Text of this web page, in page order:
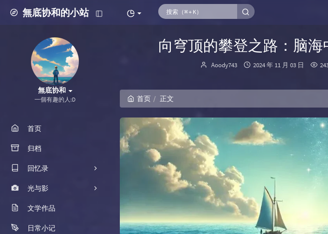
無底协和的小站
無底协和
一個有趣的人:D
首页
归档
回忆录
我的故事
朋友们
朝花夕拾
光与影
摄影图册
摄影历程
文学作品
日常小记
向穹顶的攀登之路：脑
博主：
Aoody743 发布时间：
2024 年 11 月 03 日
首页 正文